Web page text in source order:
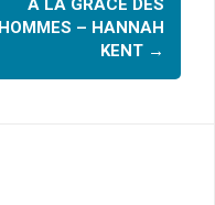
A LA GRÂCE DES
HOMMES – HANNAH
KENT →